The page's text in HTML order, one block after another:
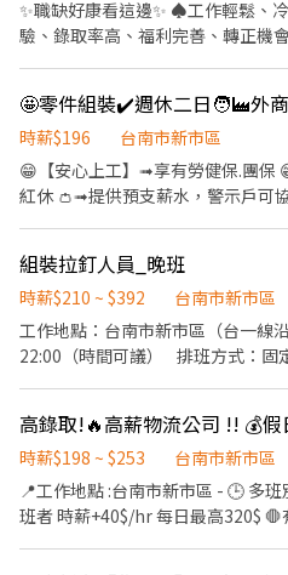
——————•°•✿•°•——————• ◖
山路（近新市車站）◗ ◖休假制度 ➜
有機會轉正⚡
◗ ⭐️長期輪班-機台維修員(3班輪替
理 3. 具PLC基礎查修能力者佳 工
15:00-23:00、夜班23:00-07:00 上
薪40000⬆︎ (待遇面議) ✔️有電力相
✔️此單位非派遣職缺
長期輪班-作業員(3班輪替，一周一
檢、生產線作業 工作時間：早班
夜班23:00-07:00 薪資待遇：薪
另計】 上班日：週一至週五，週休
會、彈性加班
班-堆高機操作員(3班輪替，一周
時間：早班07:00-15:00、中班
待遇：薪37000~45000 【含堆高機
上班日：週一至週五，週休六日 ✔️
✔️可至廠內看環境 ✔️有冷氣作業、
✨職缺好康看這邊✨ ♠工作輕鬆、
驗、錄取率高、福利完善、轉正機
式☞ ☞ ☞ ☞ ☞ ☞ ✅電話➠06-
請撥打 : 0920-512-459】 ✅賴
『姓名電話+找蔡專員』 【加賴會比較快回喔
谷園區堤塘港路 ☺工作內容☺ 產線機台操作、半成品/成品組裝/包
薪 : $40480-$53974 ✨夜班 : 20:00-05:00【需配合加班至07:30】 →
時薪 : $270-$360→薪 : $47520-$63360 休假制度 : 週休二日 /
餐) ▶廠內有全家跟自助餐 ▶免費交
節【禮金、禮品、禮盒】 ▶享勞健
仲介費❌沒有任何抽成❌不會隨意
請撥打 : 0920-512-459】 ✅賴
『姓名電話+找蔡專員』 【加賴會
時薪$196
台南市新市區
😁【安心上工】➟享有勞健保.團保
紅休 👛➟提供預支薪水，警示戶可協調 ∞∞∞◢┃職缺
驗。 3. 生產需求之相關工作事項。
別。 5. 主管交辦事項。 ⏰上班時間: ➡️固定日班: 08:30-17:30 (休息
時間10:00-10:10、12:00-13:00、
+出勤獎勵金$1,000元/月 ∞∞∞◢┃詢問預約┃◣∞∞∞ ✅服務專
組裝拉釘人員_晚班
時薪$210 ~ $392
台南市新市區
工作地點：台南市新市區（台一線
22:00（時間可議） 排班方式：
釘槍操作經驗者佳，無經驗可依實
純，適合想累積實務經驗者 · 表現
線需求評估長期合作機會
時薪$198 ~ $253
台南市新市區
📍工作地點 :台南市新市區 - 🕒 多班別(可排休8-10天/月) - 🛑六日上
班者 時薪+40$/hr 每日最高320$ 🛑有堆高機證照者+25$/hr - 🔆日